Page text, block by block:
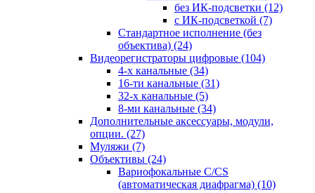
без ИК-подсветки (12)
с ИК-подсветкой (7)
Стандартное исполнение (без
объектива) (24)
Видеорегистраторы цифровые (104)
4-х канальные (34)
16-ти канальные (31)
32-х канальные (5)
8-ми канальные (34)
Дополнительные аксессуары, модули,
опции. (27)
Муляжи (7)
Объективы (24)
Вариофокальные C/CS
(автоматическая диафрагма) (10)